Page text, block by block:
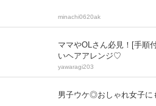
minachi0620ak
ママやOLさん必見！[手順
いヘアアレンジ♡
yawaragi203
男子ウケ◎おしゃれ女子に